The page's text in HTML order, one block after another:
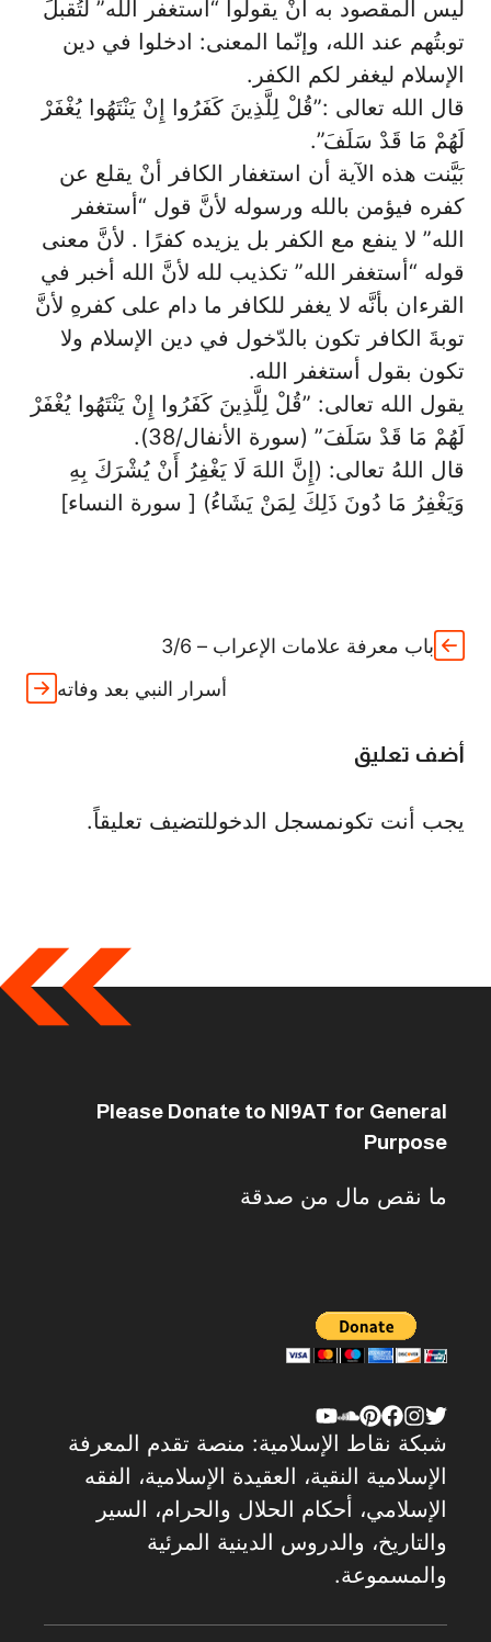
ليس المقصود به أنْ يقولوا “أستغفر الله” لتُقبلَ
توبتُهم عند الله، وإنّما المعنى: ادخلوا في دين
الإسلام ليغفر لكم الكفر.
قال الله تعالى :”قُلْ لِلَّذِينَ كَفَرُوا إِنْ يَنْتَهُوا يُغْفَرْ
لَهُمْ مَا قَدْ سَلَفَ”.
بَيَّنت هذه الآية أن استغفار الكافر أنْ يقلع عن
كفره فيؤمن بالله ورسوله لأنَّ قول “أستغفر
الله” لا ينفع مع الكفر بل يزيده كفرًا . لأنَّ معنى
قوله “أستغفر الله” تكذيب لله لأنَّ الله أخبر في
القرءان بأنَّه لا يغفر للكافر ما دام على كفرهِ لأنَّ
توبةَ الكافر تكون بالدّخول في دين الإسلام ولا
تكون بقول أستغفر الله.
يقول الله تعالى: ”قُلْ لِلَّذِينَ كَفَرُوا إِنْ يَنْتَهُوا يُغْفَرْ
لَهُمْ مَا قَدْ سَلَفَ” (سورة الأنفال/38).
قال اللهُ تعالى: (إِنَّ اللهَ لَا يَغْفِرُ أَنْ يُشْرَكَ بِهِ
وَيَغْفِرُ مَا دُونَ ذَلِكَ لِمَنْ يَشَاءُ) [ سورة النساء]
باب معرفة علامات الإعراب – 3/6
أسرار النبي بعد وفاته
أضف تعليق
يجب أنت تكونمسجل الدخوللتضيف تعليقاً.
Please Donate to NI9AT for General
Purpose
ما نقص مال من صدقة
شبكة نقاط الإسلامية: منصة تقدم المعرفة
الإسلامية النقية، العقيدة الإسلامية، الفقه
الإسلامي، أحكام الحلال والحرام، السير
والتاريخ، والدروس الدينية المرئية
والمسموعة.